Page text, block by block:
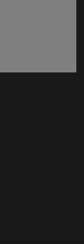
ventana)
ventana)